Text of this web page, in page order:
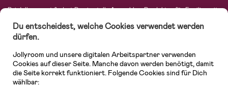
Bei Jollyroom.at findest Du eine tolle Auswahl an Produkten für Familien mit
einkaufen. Mit freiwilligem 365-Tage-Rückgaberecht und einem sehr
kompetenten Kundenservice kannst Du Dich beim Einkauf bei uns sicher
fühlen. In unserem Sortiment findest Du unter anderem Kinderwagen,
Autositze, Kinder- und Babymode, Produkte für Mütter und eine Menge
fantastischer Einrichtungsgegenstände, Spielsachen, Babyprodukte und
vieles mehr. Wir haben Produkte von bekannten Herstellern wie Britax, Maxi-
Cosi, Hauck, Baby Jogger, Ergobaby, Didriksons, KidKraft, Ergobaby, Philips
Avent, Jack Wolfskin, Cybex, LEGO und vielen mehr. Schau Dich um in
Du entscheidest, welche Cookies verwendet werden
dürfen.
Jollyroom und unsere digitalen Arbeitspartner verwenden
Cookies auf dieser Seite. Manche davon werden benötigt, damit
die Seite korrekt funktioniert. Folgende Cookies sind für Dich
wählbar: